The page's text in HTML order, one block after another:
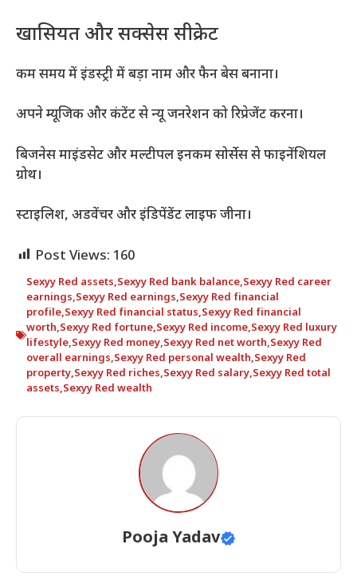
खासियत और सक्सेस सीक्रेट
कम समय में इंडस्ट्री में बड़ा नाम और फैन बेस बनाना।
अपने म्यूजिक और कंटेंट से न्यू जनरेशन को रिप्रेजेंट करना।
बिजनेस माइंडसेट और मल्टीपल इनकम सोर्सेस से फाइनेंशियल
ग्रोथ।
स्टाइलिश, अडवेंचर और इंडिपेंडेंट लाइफ जीना।
Post Views: 160
Sexyy Red assets,Sexyy Red bank balance,Sexyy Red career
earnings,Sexyy Red earnings,Sexyy Red financial
profile,Sexyy Red financial status,Sexyy Red financial
worth,Sexyy Red fortune,Sexyy Red income,Sexyy Red luxury
lifestyle,Sexyy Red money,Sexyy Red net worth,Sexyy Red
overall earnings,Sexyy Red personal wealth,Sexyy Red
property,Sexyy Red riches,Sexyy Red salary,Sexyy Red total
assets,Sexyy Red wealth
Pooja Yadav